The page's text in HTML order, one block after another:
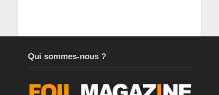
Qui sommes-nous ?